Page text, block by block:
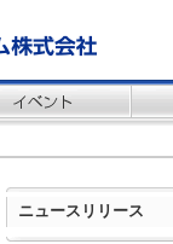
ニュースリリース